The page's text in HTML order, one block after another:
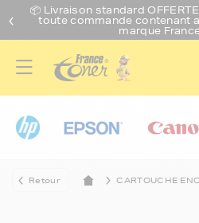
📦 Livraison standard OFFERTE
toute commande contenant
marque
Retour CARTOUCHE